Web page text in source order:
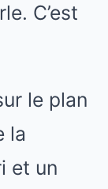
C’est
le plan
la
et un